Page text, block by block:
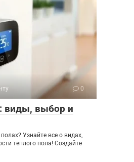
0
виды, выбор и
Узнайте все о видах,
теплого пола! Создайте